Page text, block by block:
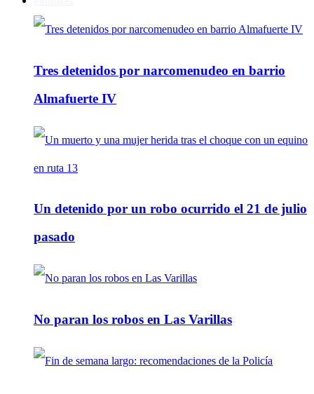
Tres detenidos por narcomenudeo en barrio
Almafuerte IV
Un detenido por un robo ocurrido el 21 de julio
pasado
No paran los robos en Las Varillas